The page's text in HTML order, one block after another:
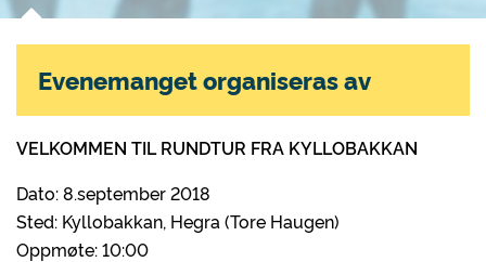
VELKOMMEN TIL RUNDTUR FRA KYLLOBAKKAN
Dato: 8.september 2018
Sted: Kyllobakkan, Hegra (Tore Haugen)
Oppmøte: 10:00
Evenemanget organiseras av